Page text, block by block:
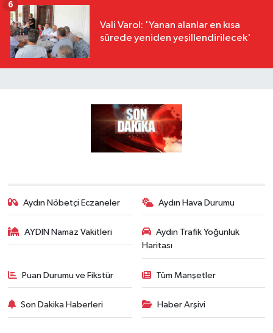
Vali Varol: 'Yanan alanlar en kısa
sürede yeniden yeşillendirilecek'
6
Aydın Nöbetçi Eczaneler Aydın Hava Durumu
AYDIN Namaz Vakitleri
Aydın Trafik Yoğunluk
Haritası
Puan Durumu ve Fikstür Tüm Manşetler
Son Dakika Haberleri Haber Arşivi